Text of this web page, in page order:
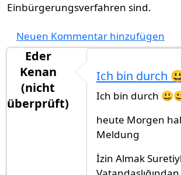
Einbürgerungsverfahren sind.
Neuen Kommentar hinzufügen
Eder
Kenan
(nicht
überprüft)
Ich bin durch
Ich bin durch
heute Morgen
Meldung
İzin Almak